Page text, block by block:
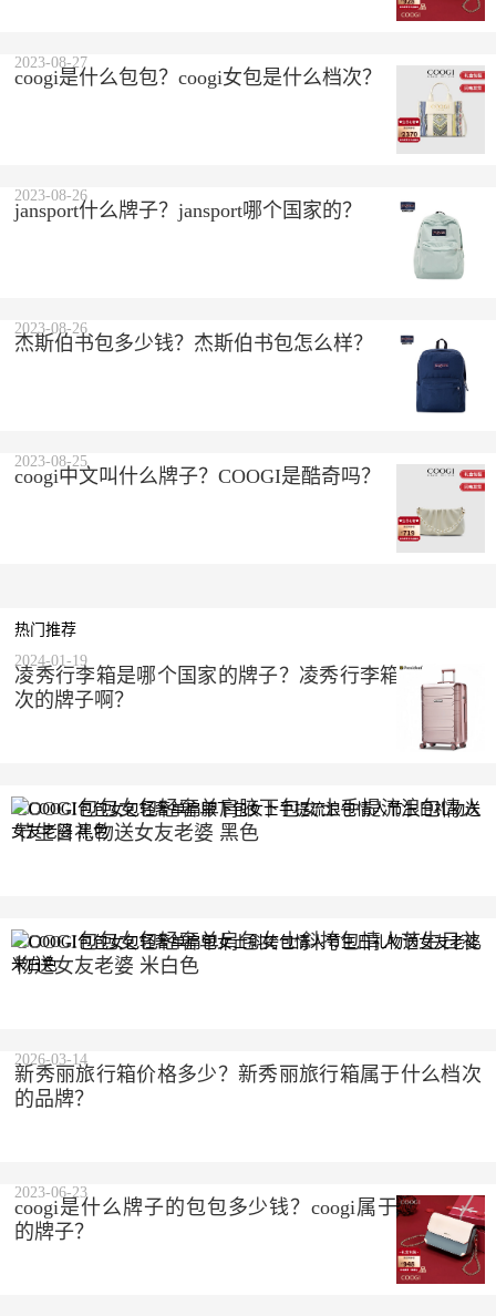
coogi是什么包包？coogi女包是什么档次？
2023-08-27
jansport什么牌子？jansport哪个国家的？
2023-08-26
杰斯伯书包多少钱？杰斯伯书包怎么样？
2023-08-26
coogi中文叫什么牌子？COOGI是酷奇吗？
2023-08-25
热门推荐
凌秀行李箱是哪个国家的牌子？凌秀行李箱是什么档
次的牌子啊？
2024-01-19
COOGI包包女包轻奢单肩腋下包女士手提流浪包情人
节生日礼物送女友老婆 黑色
COOGI包包女包轻奢单肩包女士斜挎包情人节生日礼
物送女友老婆 米白色
新秀丽旅行箱价格多少？新秀丽旅行箱属于什么档次
的品牌？
2026-03-14
coogi是什么牌子的包包多少钱？coogi属于什么档次
的牌子？
2023-06-23